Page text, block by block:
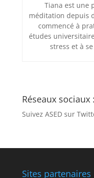
Tiana est une
méditation depuis
commencé à
études
stress et à
Réseaux sociaux :
Suivez ASED sur
Sites partenaires